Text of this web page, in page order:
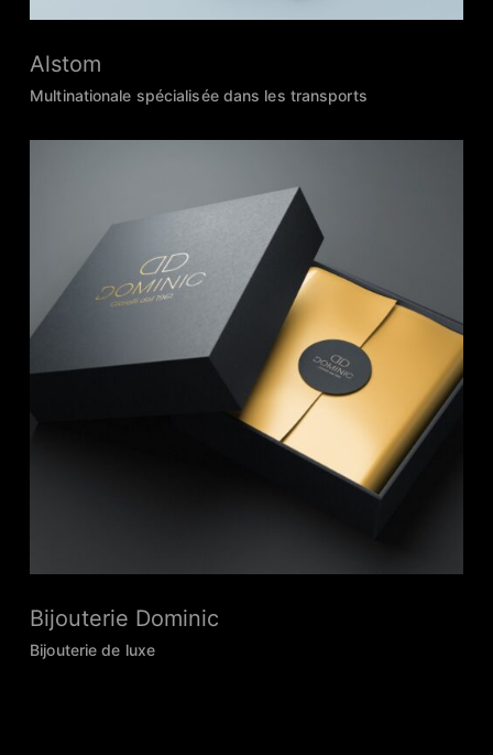
Alstom
Multinationale spécialisée dans les transports
Bijouterie Dominic
Bijouterie de luxe